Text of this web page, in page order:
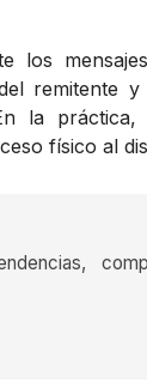
los
remitente
la
físico al